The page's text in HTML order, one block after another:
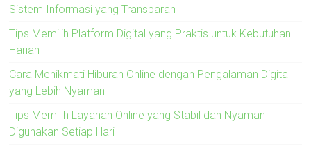
Sistem Informasi yang Transparan
Tips Memilih Platform Digital yang Praktis untuk Kebutuhan
Harian
Cara Menikmati Hiburan Online dengan Pengalaman Digital
yang Lebih Nyaman
Tips Memilih Layanan Online yang Stabil dan Nyaman
Digunakan Setiap Hari